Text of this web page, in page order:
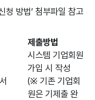
청 방법’ 첨부파일 참고
제출방법
시스템 기업회원
가입 시 작성
(※ 기존 기업회
원은 기제출 완